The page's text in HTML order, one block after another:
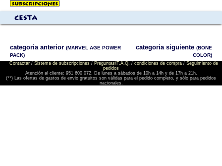
Cesta
categoria anterior (MARVEL AGE POWER
PACK)
categoria siguiente (BONE
COLOR)
Contactar/ Sistema de subscripciones/ Preguntas/F.A.Q. / condiciones de compra/ Seguimiento de
pedidos
Atención al cliente: 951 600 072. De lunes a sábados de 10h a 14h y de 17h a 21h.
(**) Las ofertas de gastos de envio gratuitos son válidas para el pedido completo, y sólo para pedidos
nacionales.